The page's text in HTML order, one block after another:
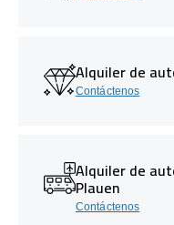
Alquiler de
Contáctenos
Alquiler de
Plauen
Contáctenos